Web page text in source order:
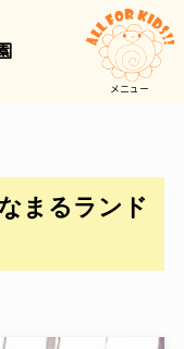
メニュー
まるランド